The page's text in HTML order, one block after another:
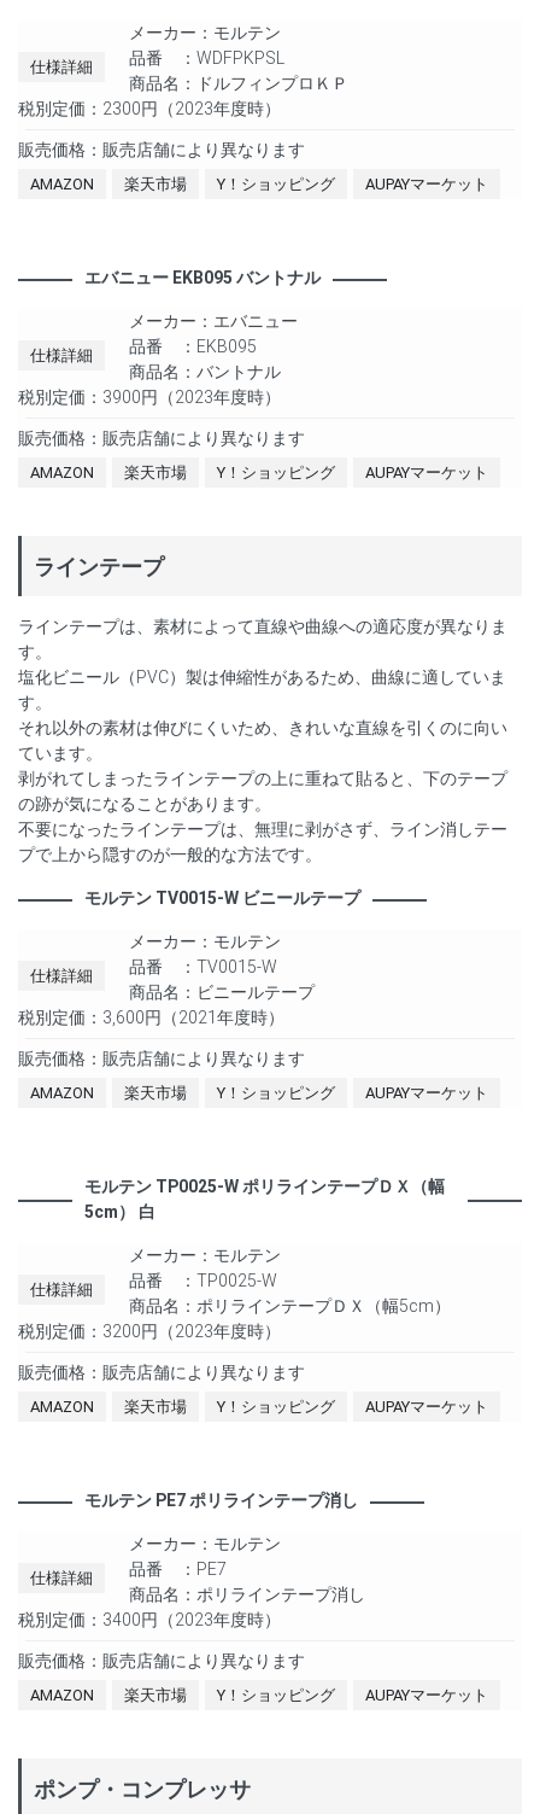
仕様詳細
メーカー：モルテン
品番 ：WDFPKPSL
商品名：ドルフィンプロＫＰ
税別定価：2300円（2023年度時）
販売価格：販売店舗により異なります
AMAZON 楽天市場 Y！ショッピング AUPAYマーケット
エバニュー EKB095 バントナル
仕様詳細
メーカー：エバニュー
品番 ：EKB095
商品名：バントナル
税別定価：3900円（2023年度時）
販売価格：販売店舗により異なります
AMAZON 楽天市場 Y！ショッピング AUPAYマーケット
ラインテープ
ラインテープは、素材によって直線や曲線への適応度が異なりま
す。
塩化ビニール（PVC）製は伸縮性があるため、曲線に適していま
す。
それ以外の素材は伸びにくいため、きれいな直線を引くのに向い
ています。
剥がれてしまったラインテープの上に重ねて貼ると、下のテープ
の跡が気になることがあります。
不要になったラインテープは、無理に剥がさず、ライン消しテー
プで上から隠すのが一般的な方法です。
モルテン TV0015-W ビニールテープ
仕様詳細
メーカー：モルテン
品番 ：TV0015-W
商品名：ビニールテープ
税別定価：3,600円（2021年度時）
販売価格：販売店舗により異なります
AMAZON 楽天市場 Y！ショッピング AUPAYマーケット
モルテン TP0025-W ポリラインテープＤＸ（幅
5cm） 白
仕様詳細
メーカー：モルテン
品番 ：TP0025-W
商品名：ポリラインテープＤＸ（幅5cm）
税別定価：3200円（2023年度時）
販売価格：販売店舗により異なります
AMAZON 楽天市場 Y！ショッピング AUPAYマーケット
モルテン PE7 ポリラインテープ消し
仕様詳細
メーカー：モルテン
品番 ：PE7
商品名：ポリラインテープ消し
税別定価：3400円（2023年度時）
販売価格：販売店舗により異なります
AMAZON 楽天市場 Y！ショッピング AUPAYマーケット
ポンプ・コンプレッサ